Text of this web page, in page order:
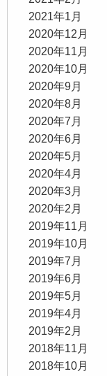
2021年1月
2020年12月
2020年11月
2020年10月
2020年9月
2020年8月
2020年7月
2020年6月
2020年5月
2020年4月
2020年3月
2020年2月
2019年11月
2019年10月
2019年7月
2019年6月
2019年5月
2019年4月
2019年2月
2018年11月
2018年10月